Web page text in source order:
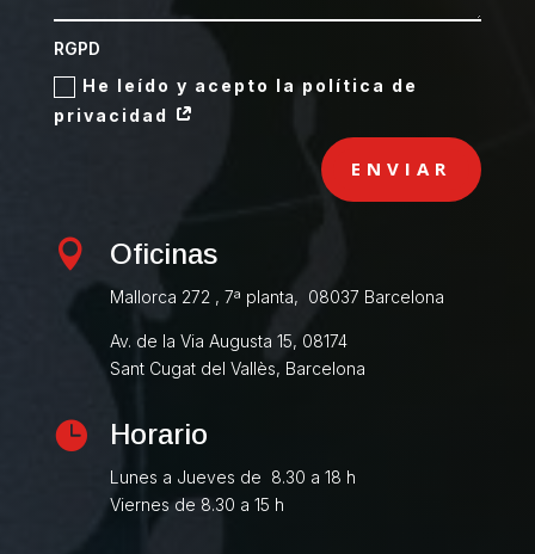
RGPD
He leído y acepto la política de
privacidad
ENVIAR
 Oficinas
Mallorca 272 , 7ª planta, 08037 Barcelona
Av. de la Via Augusta 15, 08174
Sant Cugat del Vallès, Barcelona
 Horario
Lunes a Jueves de 8.30 a 18 h
Viernes de 8.30 a 15 h